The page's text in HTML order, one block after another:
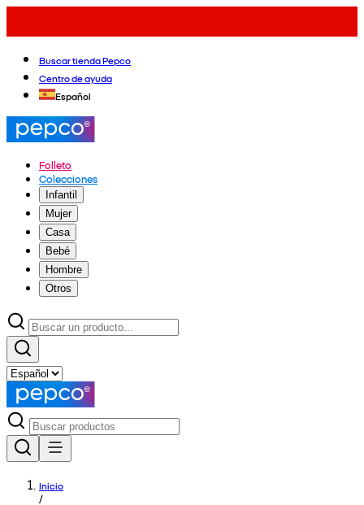
Buscar tienda Pepco
Centro de ayuda
Español
Folleto
Colecciones
Infantil
Mujer
Casa
Bebé
Hombre
Otros
Inicio
/